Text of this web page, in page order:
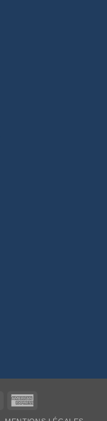
MasterCard